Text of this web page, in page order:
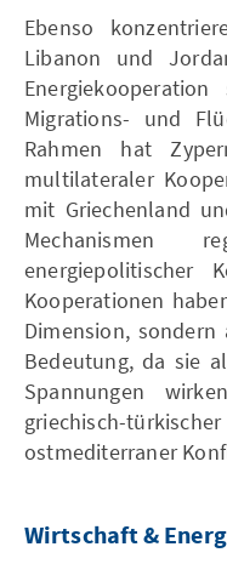
Ebenso
Libanon und
Migrations- und
Rahmen hat
multilateraler
mit Griechenland
Mechanismen
energiepolitischer
Kooperationen
Dimension,
Bedeutung, da sie
Spannungen
griechisch-
ostmediterraner
Wirtschaft &